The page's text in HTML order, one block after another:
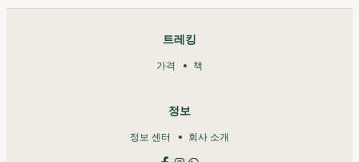
트레킹
가격 책
정보
정보 센터 회사 소개